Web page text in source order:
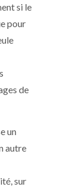
si le
pour
de
un
autre
sur